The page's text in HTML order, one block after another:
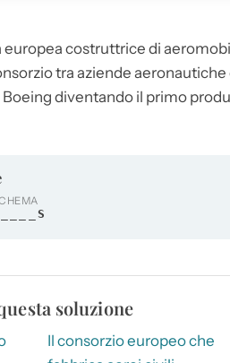
europea costruttrice di
tra aziende aeronautiche
diventando il primo
soluzione
Il consorzio europeo che